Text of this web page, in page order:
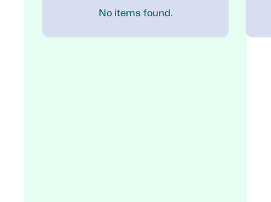
No items found.